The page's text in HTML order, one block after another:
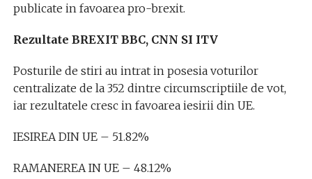
publicate in favoarea pro-brexit.
Rezultate BREXIT BBC, CNN SI ITV
Posturile de stiri au intrat in posesia voturilor
centralizate de la 352 dintre circumscriptiile de vot,
iar rezultatele cresc in favoarea iesirii din UE.
IESIREA DIN UE – 51.82%
RAMANEREA IN UE – 48.12%